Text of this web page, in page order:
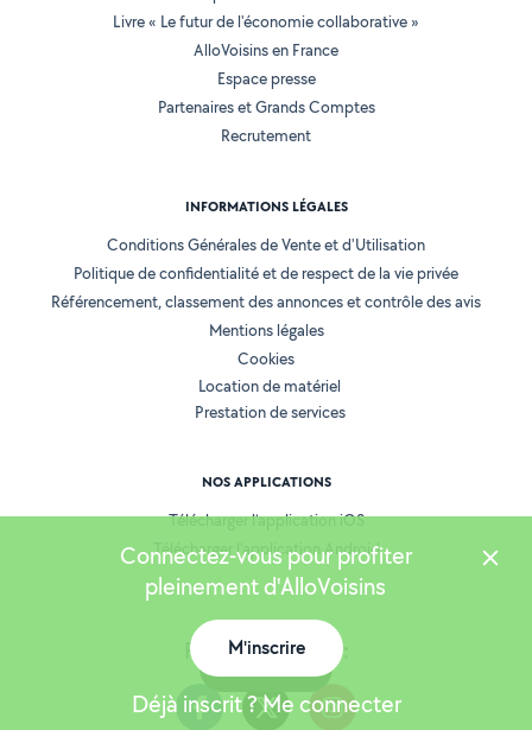
Retrouvez-nous :
Livre « Le futur de l'économie collaborative »
AlloVoisins en France
Espace presse
Partenaires et Grands Comptes
Recrutement
INFORMATIONS LÉGALES
Conditions Générales de Vente et d'Utilisation
Politique de confidentialité et de respect de la vie privée
Référencement, classement des annonces et contrôle des avis
Mentions légales
Cookies
Location de matériel
Prestation de services
NOS APPLICATIONS
Télécharger l’application iOS
Télécharger l’application Android
Connectez-vous pour profiter
pleinement d'AlloVoisins
M'inscrire
Déjà inscrit ? Me connecter